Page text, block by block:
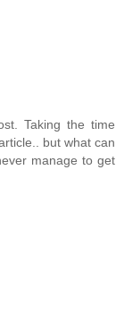
Taking the time
but what can
manage to get